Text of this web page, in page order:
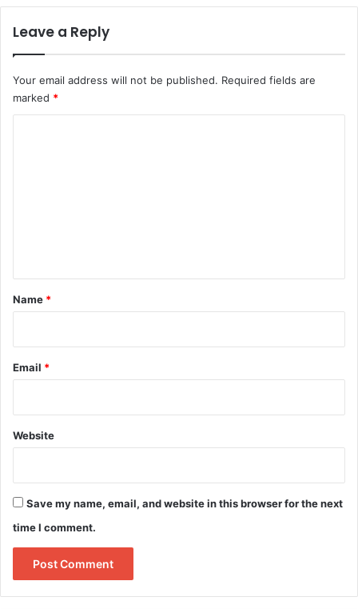
Leave a Reply
Your email address will not be published. Required fields are
marked *
*
Name *
Email *
Website
Save my name, email, and website in this browser for the next
time I comment.